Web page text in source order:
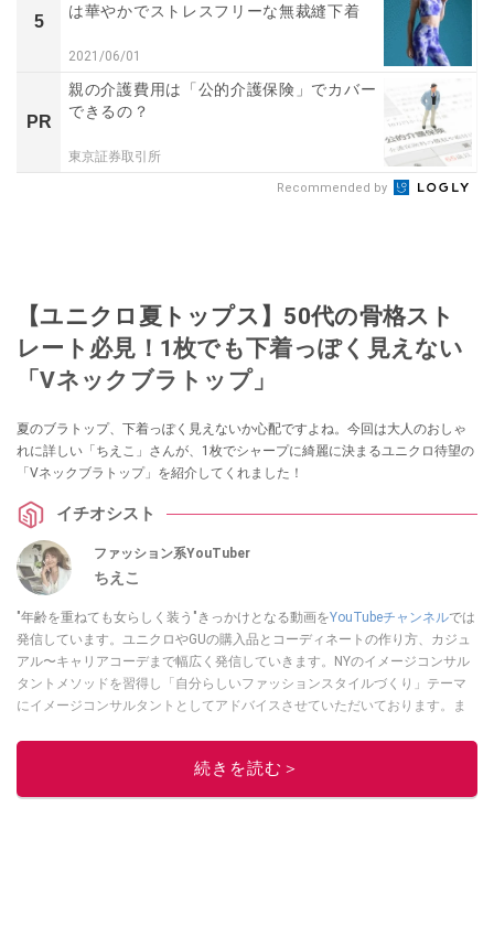
5
は華やかでストレスフリーな無裁縫下着
2021/06/01
PR
親の介護費用は「公的介護保険」でカバー
できるの？
東京証券取引所
Recommended by
【ユニクロ夏トップス】50代の骨格スト
レート必見！1枚でも下着っぽく見えない
「Vネックブラトップ」
夏のブラトップ、下着っぽく見えないか心配ですよね。今回は大人のおしゃ
れに詳しい「ちえこ」さんが、1枚でシャープに綺麗に決まるユニクロ待望の
「Vネックブラトップ」を紹介してくれました！
イチオシスト
ファッション系YouTuber
ちえこ
"年齢を重ねても女らしく装う"きっかけとなる動画をYouTubeチャンネルでは
発信しています。ユニクロやGUの購入品とコーディネートの作り方、カジュ
アル〜キャリアコーデまで幅広く発信していきます。NYのイメージコンサル
タントメソッドを習得し「自分らしいファッションスタイルづくり」テーマ
にイメージコンサルタントとしてアドバイスさせていただいております。ま
積み上げ続けている外資系企業のコンサルタント（25年以上のキャリア）か
続きを読む＞